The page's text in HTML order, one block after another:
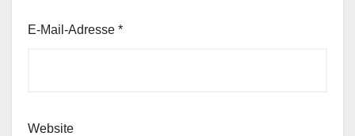
E-Mail-Adresse *
Website